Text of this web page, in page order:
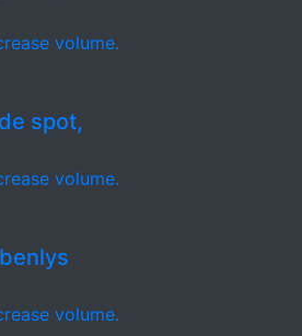
volume.
volume.
spot,
volume.